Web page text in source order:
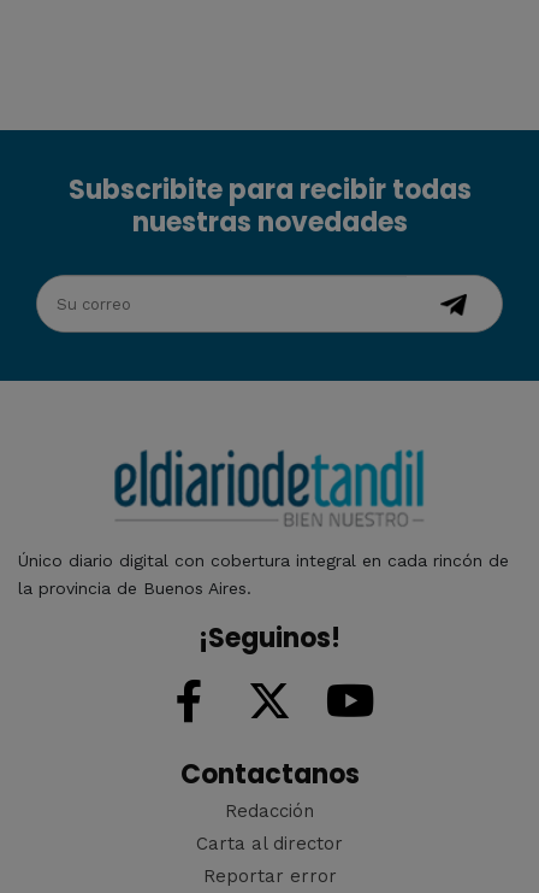
Subscribite para recibir todas
nuestras novedades
Único diario digital con cobertura integral en cada rincón de
la provincia de Buenos Aires.
¡Seguinos!
Contactanos
Redacción
Carta al director
Reportar error